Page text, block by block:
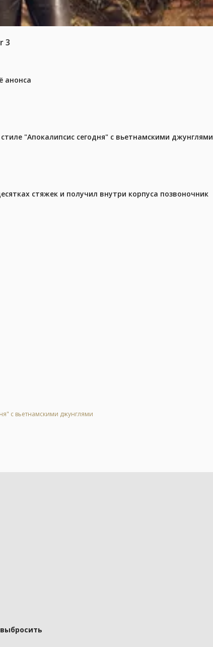
3
анонса
"Апокалипсис сегодня" с вьетнамскими джунглями
стяжек и получил внутри корпуса позвоночник
с вьетнамскими джунглями